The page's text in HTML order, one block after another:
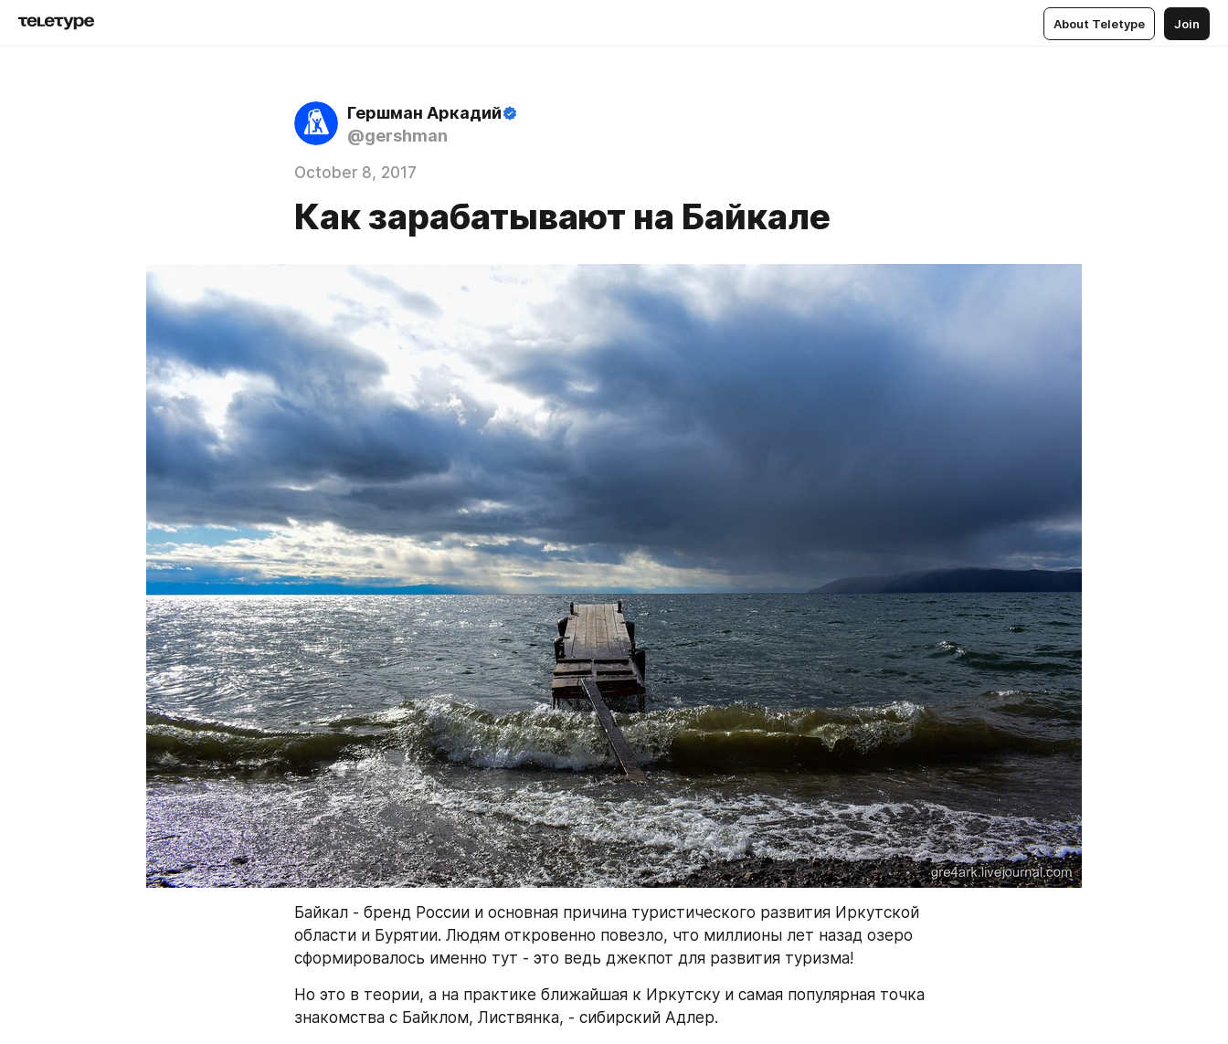
About Teletype Join
Гершман Аркадий
@gershman
October 8, 2017
Как зарабатывают на Байкале
Байкал - бренд России и основная причина туристического развития Иркутской
области и Бурятии. Людям откровенно повезло, что миллионы лет назад озеро
сформировалось именно тут - это ведь джекпот для развития туризма!
Но это в теории, а на практике ближайшая к Иркутску и самая популярная точка
знакомства с Байклом, Листвянка, - сибирский Адлер.